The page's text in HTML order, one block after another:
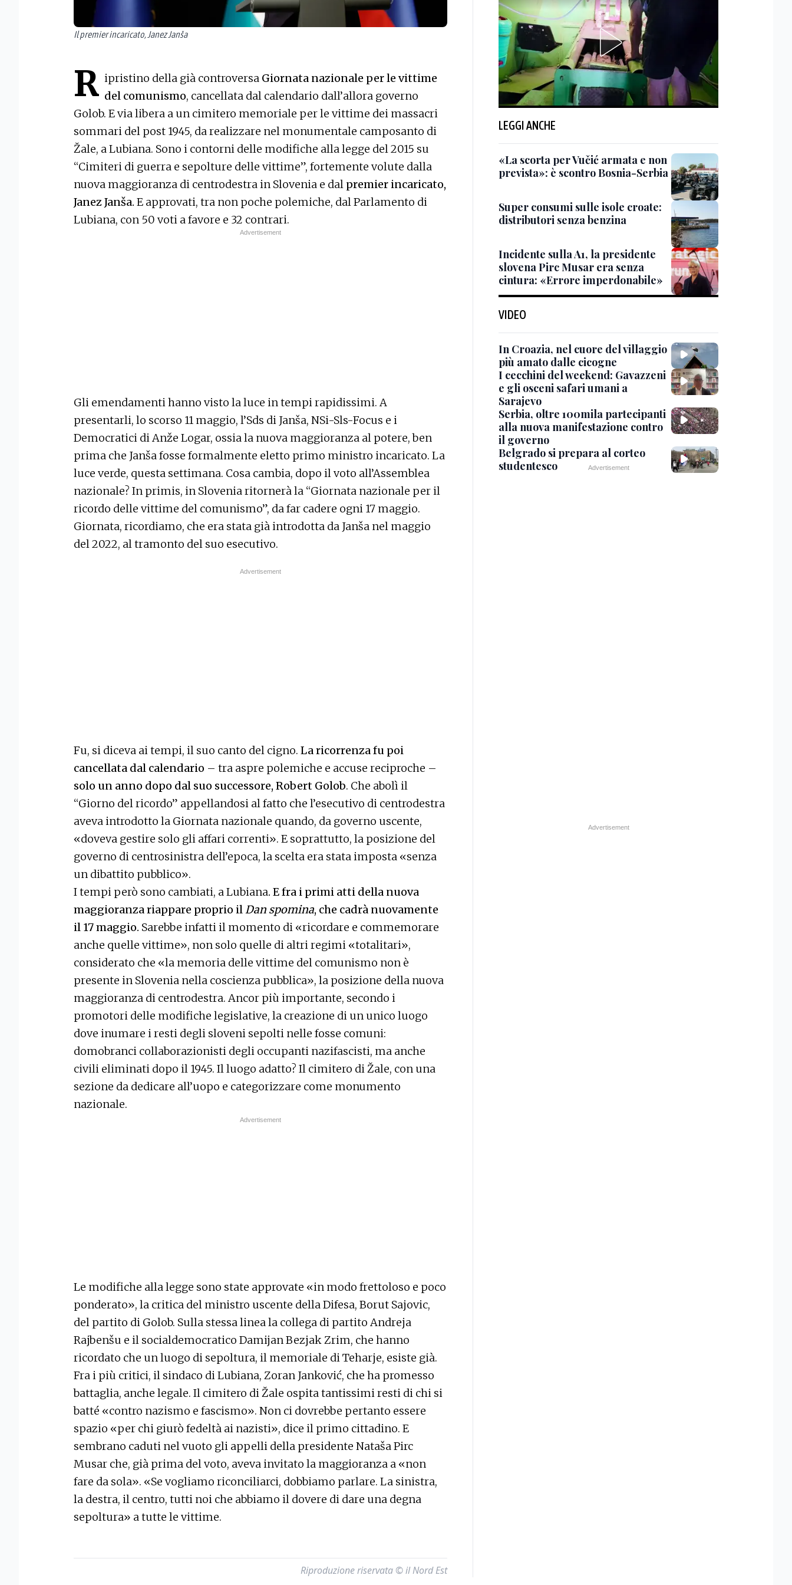
Il premier incaricato, Janez Janša
R ipristino della già controversa Giornata nazionale per le vittime
del comunismo, cancellata dal calendario dall’allora governo
Golob. E via libera a un cimitero memoriale per le vittime dei massacri
sommari del post 1945, da realizzare nel monumentale camposanto di
Žale, a Lubiana. Sono i contorni delle modifiche alla legge del 2015 su
“Cimiteri di guerra e sepolture delle vittime”, fortemente volute dalla
nuova maggioranza di centrodestra in Slovenia e dal premier incaricato,
Janez Janša. E approvati, tra non poche polemiche, dal Parlamento di
Lubiana, con 50 voti a favore e 32 contrari.
Gli emendamenti hanno visto la luce in tempi rapidissimi. A
presentarli, lo scorso 11 maggio, l’Sds di Janša, NSi-Sls-Focus e i
Democratici di Anže Logar, ossia la nuova maggioranza al potere, ben
prima che Janša fosse formalmente eletto primo ministro incaricato. La
luce verde, questa settimana. Cosa cambia, dopo il voto all’Assemblea
nazionale? In primis, in Slovenia ritornerà la “Giornata nazionale per il
ricordo delle vittime del comunismo”, da far cadere ogni 17 maggio.
Giornata, ricordiamo, che era stata già introdotta da Janša nel maggio
del 2022, al tramonto del suo esecutivo.
Fu, si diceva ai tempi, il suo canto del cigno. La ricorrenza fu poi
cancellata dal calendario – tra aspre polemiche e accuse reciproche –
solo un anno dopo dal suo successore, Robert Golob. Che abolì il
“Giorno del ricordo” appellandosi al fatto che l’esecutivo di centrodestra
aveva introdotto la Giornata nazionale quando, da governo uscente,
«doveva gestire solo gli affari correnti». E soprattutto, la posizione del
governo di centrosinistra dell’epoca, la scelta era stata imposta «senza
un dibattito pubblico».
I tempi però sono cambiati, a Lubiana. E fra i primi atti della nuova
maggioranza riappare proprio ilDan spomina, che cadrà nuovamente
il 17 maggio. Sarebbe infatti il momento di «ricordare e commemorare
anche quelle vittime», non solo quelle di altri regimi «totalitari»,
considerato che «la memoria delle vittime del comunismo non è
presente in Slovenia nella coscienza pubblica», la posizione della nuova
maggioranza di centrodestra. Ancor più importante, secondo i
promotori delle modifiche legislative, la creazione di un unico luogo
dove inumare i resti degli sloveni sepolti nelle fosse comuni:
domobranci collaborazionisti degli occupanti nazifascisti, ma anche
civili eliminati dopo il 1945. Il luogo adatto? Il cimitero di Žale, con una
sezione da dedicare all’uopo e categorizzare come monumento
nazionale.
Le modifiche alla legge sono state approvate «in modo frettoloso e poco
ponderato», la critica del ministro uscente della Difesa, Borut Sajovic,
del partito di Golob. Sulla stessa linea la collega di partito Andreja
Rajbenšu e il socialdemocratico Damijan Bezjak Zrim, che hanno
ricordato che un luogo di sepoltura, il memoriale di Teharje, esiste già.
Fra i più critici, il sindaco di Lubiana, Zoran Janković, che ha promesso
battaglia, anche legale. Il cimitero di Žale ospita tantissimi resti di chi si
batté «contro nazismo e fascismo». Non ci dovrebbe pertanto essere
spazio «per chi giurò fedeltà ai nazisti», dice il primo cittadino. E
sembrano caduti nel vuoto gli appelli della presidente Nataša Pirc
Musar che, già prima del voto, aveva invitato la maggioranza a «non
fare da sola». «Se vogliamo riconciliarci, dobbiamo parlare. La sinistra,
la destra, il centro, tutti noi che abbiamo il dovere di dare una degna
sepoltura» a tutte le vittime.
Riproduzione riservata © il Nord Est
LEGGI ANCHE
«La scorta per Vučić armata e non
prevista»: è scontro Bosnia-Serbia
Super consumi sulle isole croate:
distributori senza benzina
Incidente sulla A1, la presidente
slovena Pirc Musar era senza
cintura: «Errore imperdonabile»
VIDEO
In Croazia, nel cuore del villaggio
più amato dalle cicogne
I cecchini del weekend: Gavazzeni
e gli osceni safari umani a
Sarajevo
Serbia, oltre 100mila partecipanti
alla nuova manifestazione contro
il governo
Belgrado si prepara al corteo
studentesco